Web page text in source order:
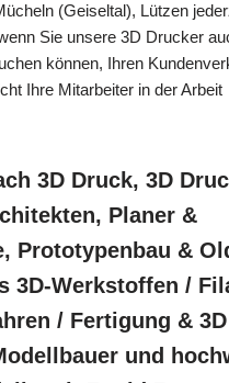
(Geiseltal), Lützen
Sie unsere 3D Drucker
können, Ihren
Ihre Mitarbeiter in der Arbeit
3D Druck, 3D
Planer &
Prototypenbau &
3D-Werkstoffen /
/ Fertigung & 3D
und